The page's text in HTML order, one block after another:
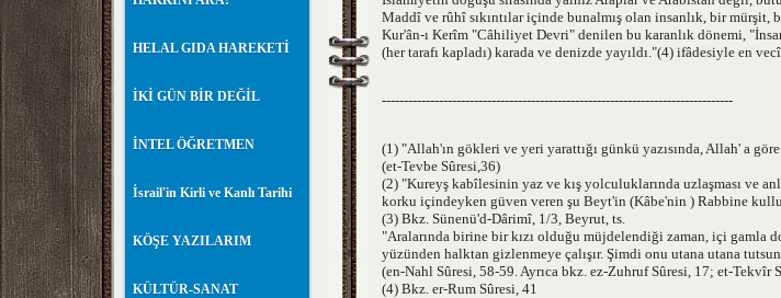
HELAL GIDA HAREKETİ
İKİ GÜN BİR DEĞİL
İNTEL ÖĞRETMEN
İsrail'in Kirli ve Kanlı Tarihi
KÖŞE YAZILARIM
KÜLTÜR-SANAT
Maddî ve rûhî sıkıntılar içinde bunalmış olan insanlık, bir mürşit,
Kur'ân-ı Kerîm "Câhiliyet Devri" denilen bu karanlık dönemi,
(her tarafı kapladı) karada ve denizde yayıldı."(4) ifâdesiyle en
--------------------------------------------------------------------------------
(1) "Allah'ın gökleri ve yeri yarattığı günkü yazısında, Allah' a
(et-Tevbe Sûresi,36)
(2) "Kureyş kabîlesinin yaz ve kış yolculuklarında uzlaşması ve
korku içindeyken güven veren şu Beyt'in (Kâbe'nin ) Rabbine
(3) Bkz. Sünenü'd-Dârimî, 1/3, Beyrut, ts.
"Aralarında birine bir kızı olduğu müjdelendiği zaman, içi
yüzünden halktan gizlenmeye çalışır. Şimdi onu utana utana
(en-Nahl Sûresi, 58-59. Ayrıca bkz. ez-Zuhruf Sûresi, 17; et-Tekvîr
(4) Bkz. er-Rum Sûresi, 41